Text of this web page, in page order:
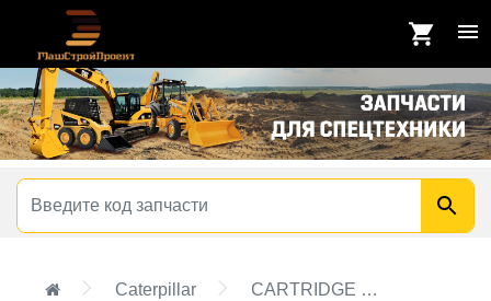
Caterpillar CARTRIDGE GP-TURBOCHARGER